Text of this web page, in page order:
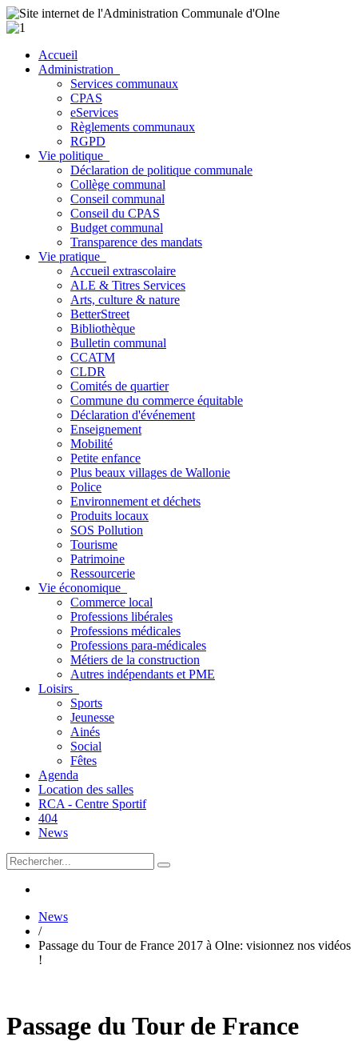
Accueil
Administration
Services communaux
CPAS
eServices
Règlements communaux
RGPD
Vie politique
Déclaration de politique communale
Collège communal
Conseil communal
Conseil du CPAS
Budget communal
Transparence des mandats
Vie pratique
Accueil extrascolaire
ALE & Titres Services
Arts, culture & nature
BetterStreet
Bibliothèque
Bulletin communal
CCATM
CLDR
Comités de quartier
Commune du commerce équitable
Déclaration d'événement
Enseignement
Mobilité
Petite enfance
Plus beaux villages de Wallonie
Police
Environnement et déchets
Produits locaux
SOS Pollution
Tourisme
Patrimoine
Ressourcerie
Vie économique
Commerce local
Professions libérales
Professions médicales
Professions para-médicales
Métiers de la construction
Autres indépendants et PME
Loisirs
Sports
Jeunesse
Ainés
Social
Fêtes
Agenda
Location des salles
RCA - Centre Sportif
404
News
News
/
Passage du Tour de France 2017 à Olne: visionnez nos vidéos
!
Passage du Tour de France